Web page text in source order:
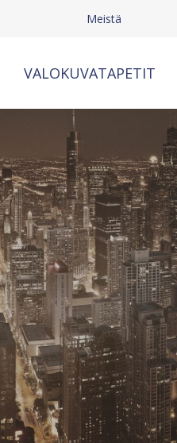
Meistä
VALOKUVATAPETIT